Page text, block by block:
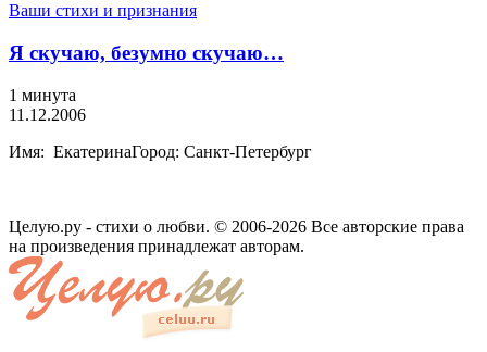
Ваши стихи и признания
Я скучаю, безумно скучаю…
1 минута
11.12.2006
Имя: ЕкатеринаГород: Санкт-Петербург
Целую.ру - стихи о любви. © 2006-2026 Все авторские права
на произведения принадлежат авторам.